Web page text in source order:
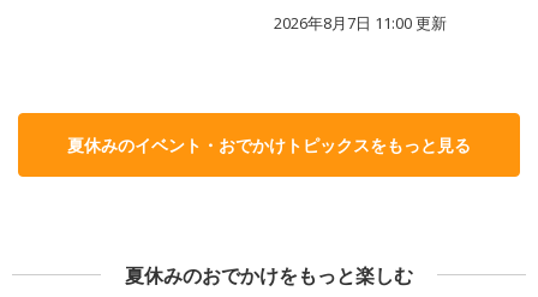
2026年8月7日 11:00更新
夏休みのイベント・おでかけトピックスをもっと見る
夏休みのおでかけをもっと楽しむ